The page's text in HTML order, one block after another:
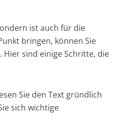
ist auch für die
bringen, können Sie
Hier sind einige Schritte, die
Sie den Text gründlich
sich wichtige